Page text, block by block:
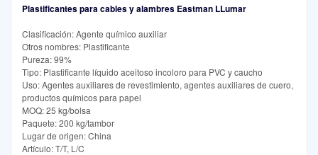
Plastificantes para cables y alambres Eastman LLumar
Clasificación: Agente químico auxiliar
Otros nombres: Plastificante
Pureza: 99%
Tipo: Plastificante líquido aceitoso incoloro para PVC y caucho
Uso: Agentes auxiliares de revestimiento, agentes auxiliares de cuero,
productos químicos para papel
MOQ: 25 kg/bolsa
Paquete: 200 kg/tambor
Lugar de origen: China
Artículo: T/T, L/C